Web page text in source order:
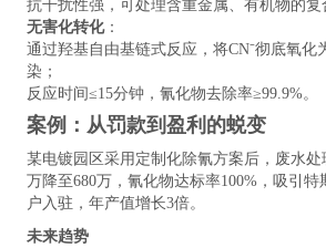
抗干扰性强，可处理含重金属、有机物的复
无害化转化：
通过羟基自由基链式反应，将CN⁻彻底氧化
染；
反应时间≤15分钟，氰化物去除率≥99.9%。
案例：从罚款到盈利的蜕变
某电镀园区采用定制化除氰方案后，废水处
万降至680万，氰化物达标率100%，吸引
户入驻，年产值增长3倍。
未来趋势